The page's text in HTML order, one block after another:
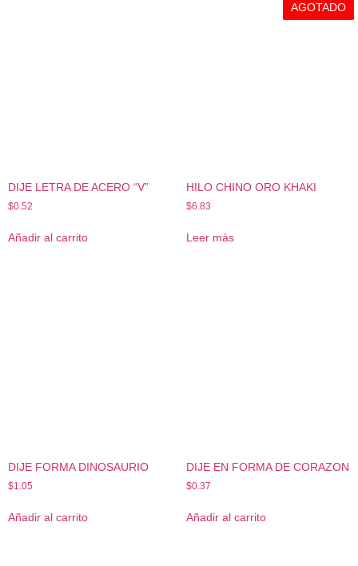
DIJE LETRA DE ACERO “V”
$0.52
Añadir al carrito
AGOTADO
HILO CHINO ORO KHAKI
$6.83
Leer más
DIJE FORMA DINOSAURIO
$1.05
Añadir al carrito
DIJE EN FORMA DE CORAZON
$0.37
Añadir al carrito